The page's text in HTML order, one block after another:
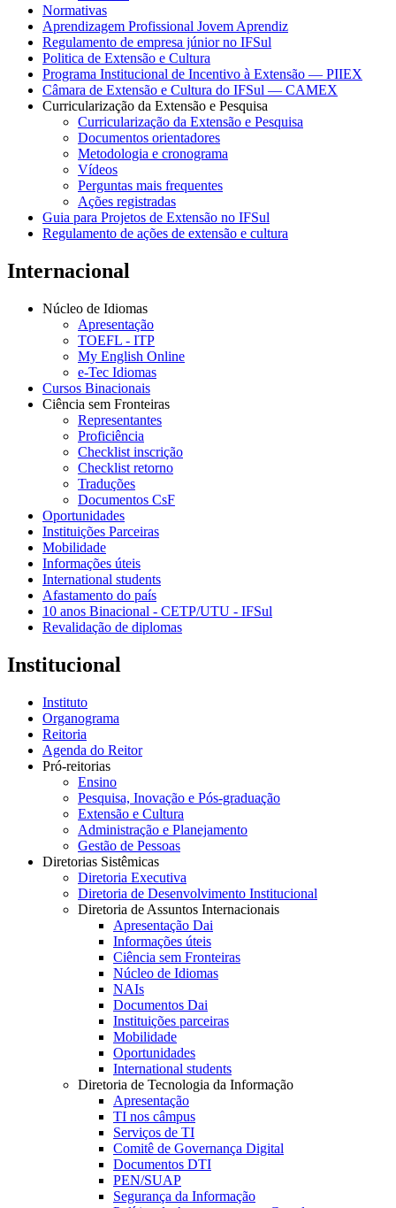
Normativas
Aprendizagem Profissional Jovem Aprendiz
Regulamento de empresa júnior no IFSul
Politica de Extensão e Cultura
Programa Institucional de Incentivo à Extensão — PIIEX
Câmara de Extensão e Cultura do IFSul — CAMEX
Curricularização da Extensão e Pesquisa
Curricularização da Extensão e Pesquisa
Documentos orientadores
Metodologia e cronograma
Vídeos
Perguntas mais frequentes
Ações registradas
Guia para Projetos de Extensão no IFSul
Regulamento de ações de extensão e cultura
Internacional
Núcleo de Idiomas
Apresentação
TOEFL - ITP
My English Online
e-Tec Idiomas
Cursos Binacionais
Ciência sem Fronteiras
Representantes
Proficiência
Checklist inscrição
Checklist retorno
Traduções
Documentos CsF
Oportunidades
Instituições Parceiras
Mobilidade
Informações úteis
International students
Afastamento do país
10 anos Binacional - CETP/UTU - IFSul
Revalidação de diplomas
Institucional
Instituto
Organograma
Reitoria
Agenda do Reitor
Pró-reitorias
Ensino
Pesquisa, Inovação e Pós-graduação
Extensão e Cultura
Administração e Planejamento
Gestão de Pessoas
Diretorias Sistêmicas
Diretoria Executiva
Diretoria de Desenvolvimento Institucional
Diretoria de Assuntos Internacionais
Apresentação Dai
Informações úteis
Ciência sem Fronteiras
Núcleo de Idiomas
NAIs
Documentos Dai
Instituições parceiras
Mobilidade
Oportunidades
International students
Diretoria de Tecnologia da Informação
Apresentação
TI nos câmpus
Serviços de TI
Comitê de Governança Digital
Documentos DTI
PEN/SUAP
Segurança da Informação